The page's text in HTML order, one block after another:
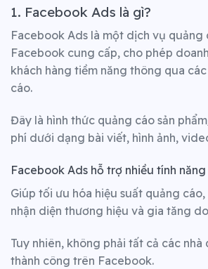
1. Facebook Ads là gì?
Facebook Ads là một dịch vụ
Facebook cung cấp, cho phép
khách hàng tiềm năng thông qua
cáo.
Đây là hình thức quảng cáo sản
phí dưới dạng bài viết, hình ảnh,
Facebook Ads hỗ trợ nhiều tính
Giúp tối ưu hóa hiệu suất quảng
nhận diện thương hiệu và gia tăng
Tuy nhiên, không phải tất cả các nhà
thành công trên Facebook.